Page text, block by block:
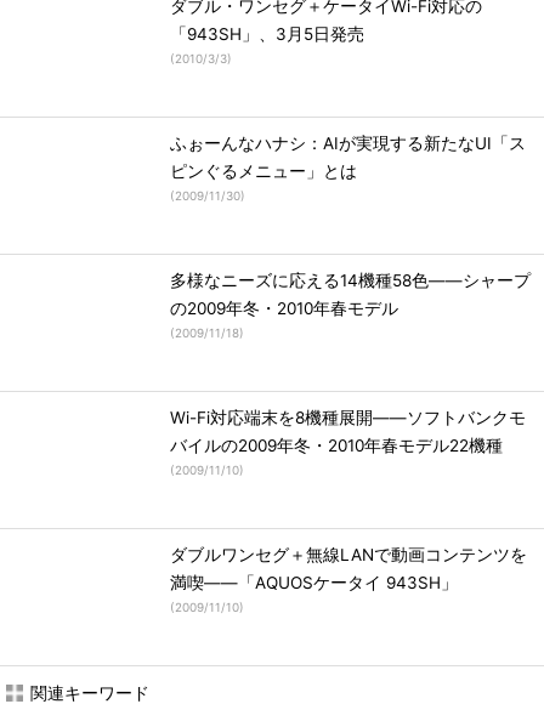
ダブル・ワンセグ＋ケータイWi-Fi対応の
「943SH」、3月5日発売
(2010/3/3)
ふぉーんなハナシ：AIが実現する新たなUI「ス
ピンぐるメニュー」とは
(2009/11/30)
多様なニーズに応える14機種58色――シャープ
の2009年冬・2010年春モデル
(2009/11/18)
Wi-Fi対応端末を8機種展開――ソフトバンクモ
バイルの2009年冬・2010年春モデル22機種
(2009/11/10)
ダブルワンセグ＋無線LANで動画コンテンツを
満喫――「AQUOSケータイ 943SH」
(2009/11/10)
関連キーワード